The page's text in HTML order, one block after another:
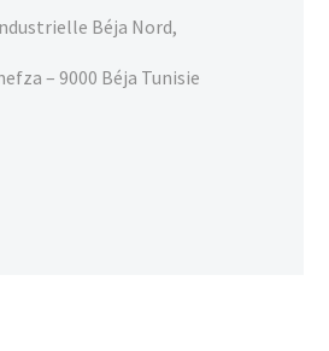
Béja Nord,
– 9000 Béja Tunisie